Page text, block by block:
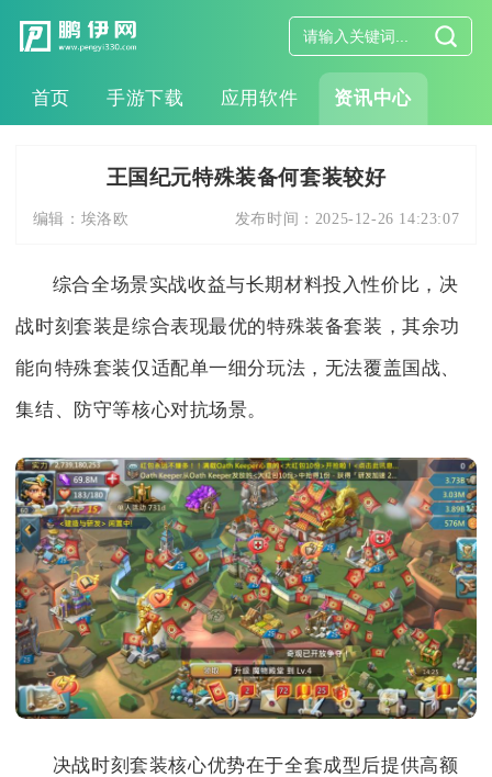
首页 手游下载 应用软件 资讯中心
王国纪元特殊装备何套装较好
编辑： 埃洛欧 发布时间： 2025-12-26 14:23:07
综合全场景实战收益与长期材料投入性价比，决
战时刻套装是综合表现最优的特殊装备套装，其余功
能向特殊套装仅适配单一细分玩法，无法覆盖国战、
集结、防守等核心对抗场景。
决战时刻套装核心优势在于全套成型后提供高额